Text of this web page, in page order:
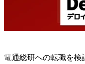
電通総研への転職を